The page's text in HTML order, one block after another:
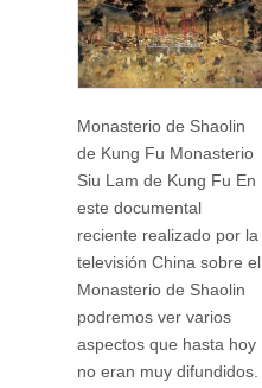
Monasterio de Shaolin
de Kung Fu Monasterio
Siu Lam de Kung Fu En
este documental
reciente realizado por la
televisión China sobre el
Monasterio de Shaolin
podremos ver varios
aspectos que hasta hoy
no eran muy difundidos.